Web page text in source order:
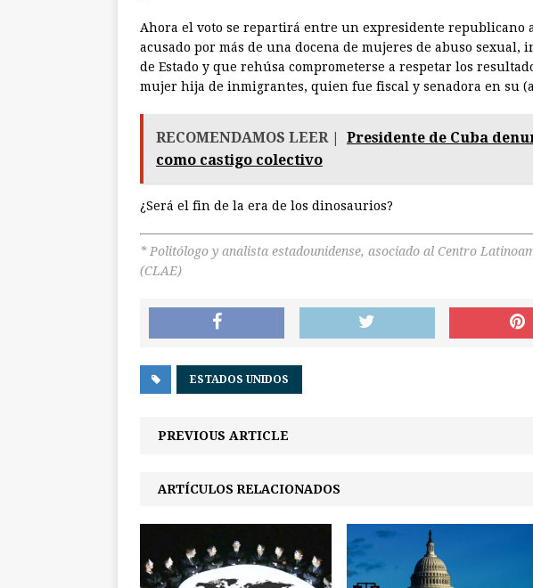
Ahora el voto se repartirá entre un expresidente
acusado por más de una docena de mujeres de abuso
de Estado y que rehúsa comprometerse a respetar los
mujer hija de inmigrantes, quien fue fiscal y senadora en su
RECOMENDAMOS LEER |
Presidente de Cuba
como castigo colectivo
¿Será el fin de la era de los dinosaurios?
* Politólogo y analista estadounidense, asociado al Centro
(CLAE)
ESTADOS UNIDOS
PREVIOUS ARTICLE
ARTÍCULOS RELACIONADOS